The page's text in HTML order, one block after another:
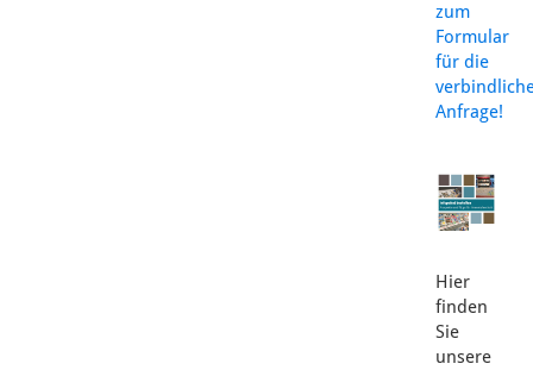
zum
Formular
für die
Anfrage!
Hier
finden
Sie
unsere